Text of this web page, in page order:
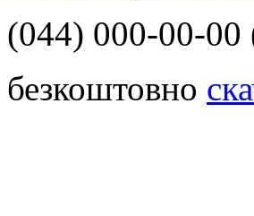
(044) 000-00-00
безкоштовно